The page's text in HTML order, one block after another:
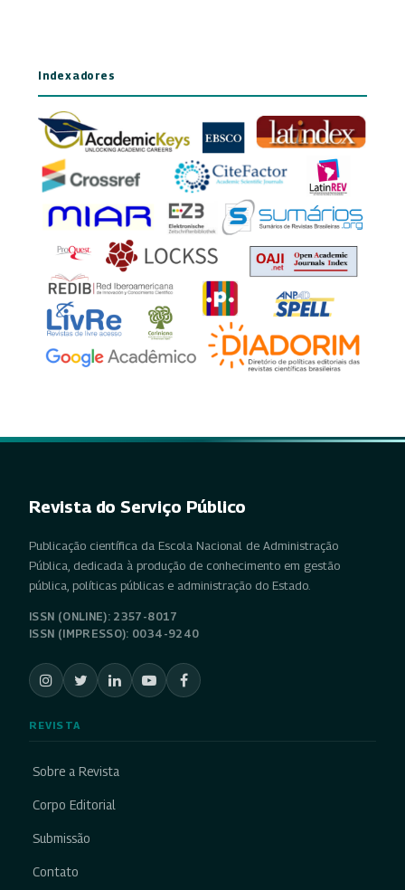
Indexadores
Revista do Serviço Público
Publicação científica da Escola Nacional de Administração
Pública, dedicada à produção de conhecimento em gestão
pública, políticas públicas e administração do Estado.
ISSN (ONLINE): 2357-8017
ISSN (IMPRESSO): 0034-9240
REVISTA
Sobre a Revista
Corpo Editorial
Submissão
Contato